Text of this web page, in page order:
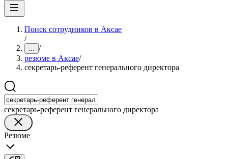
Поиск сотрудников в Аксае
/
... /
резюме в Аксае/
секретарь-референт генерального директора
секретарь-референт генерального директора
Резюме